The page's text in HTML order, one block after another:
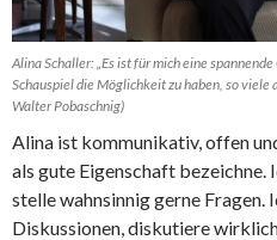
Alina Schaller: „Es ist für mich eine
Schauspiel die Möglichkeit zu haben, so viele
Walter Pobaschnig)
Alina ist kommunikativ, offen
als gute Eigenschaft bezeichne.
stelle wahnsinnig gerne Fragen.
Diskussionen, diskutiere